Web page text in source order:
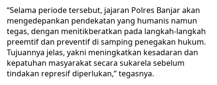
“Selama periode tersebut, jajaran Polres Banjar akan
mengedepankan pendekatan yang humanis namun
tegas, dengan menitikberatkan pada langkah-langkah
preemtif dan preventif di samping penegakan hukum.
Tujuannya jelas, yakni meningkatkan kesadaran dan
kepatuhan masyarakat secara sukarela sebelum
tindakan represif diperlukan,” tegasnya.